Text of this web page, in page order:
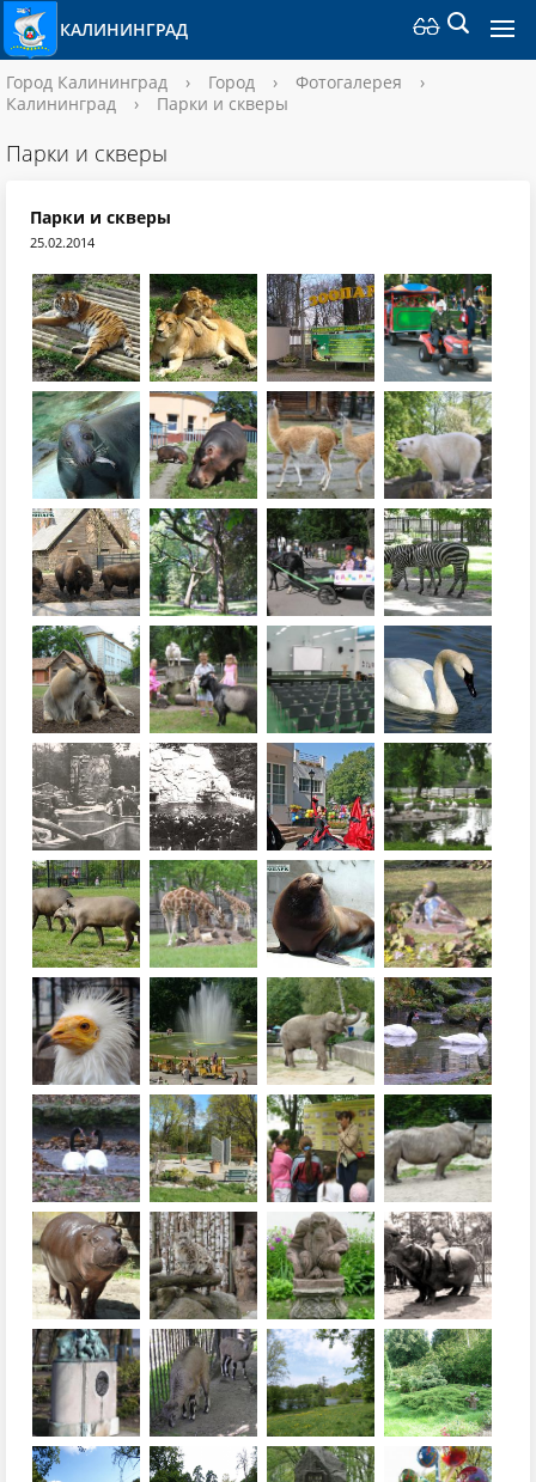
КАЛИНИНГРАД
Город Калининград › Город › Фотогалерея
›
Калининград
› Парки и скверы
Парки и скверы
Парки и скверы
25.02.2014